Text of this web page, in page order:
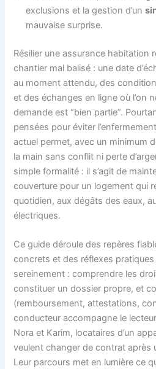
exclusions et la gestion d’un
mauvaise surprise.
Résilier une assurance habitation
chantier mal balisé : une date
au moment attendu, des
et des échanges en ligne où l’on
demande est “bien partie”.
pensées pour éviter
actuel permet, avec un minimum
la main sans conflit ni perte
simple formalité : il s’agit de
couverture pour un logement qui
quotidien, aux dégâts des eaux,
électriques.
Ce guide déroule des repères
concrets et des réflexes
sereinement : comprendre les
constituer un dossier propre, et
(remboursement, attestations,
conducteur accompagne le
Nora et Karim, locataires d’un
veulent changer de contrat après
Leur parcours met en lumière ce